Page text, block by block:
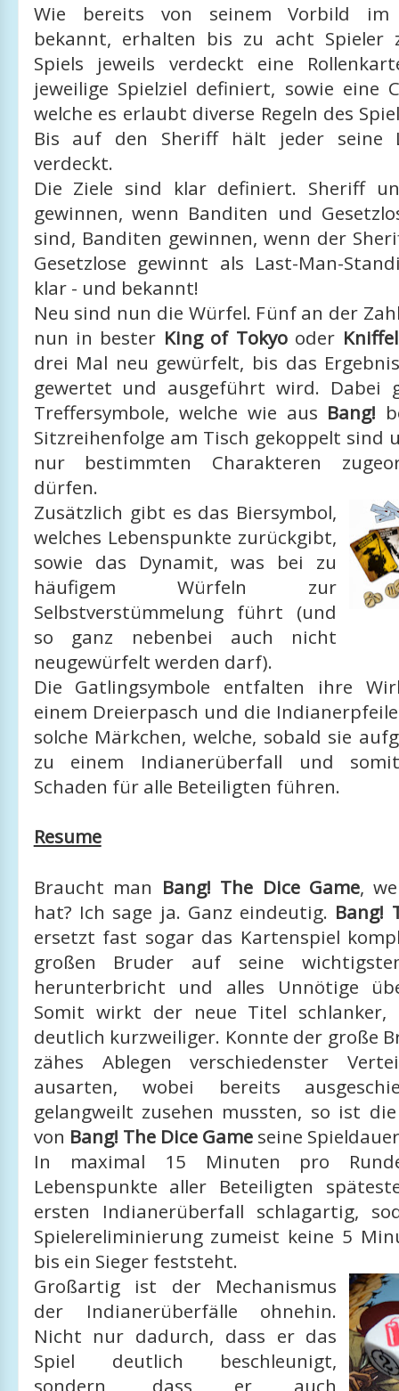
Wie bereits von seinem Vorbild im
bekannt, erhalten bis zu acht Spieler
Spiels jeweils verdeckt eine
jeweilige Spielziel definiert, sowie eine
welche es erlaubt diverse Regeln des
Bis auf den Sheriff hält jeder seine
verdeckt.
Die Ziele sind klar definiert. Sheriff
gewinnen, wenn Banditen und
sind, Banditen gewinnen, wenn der
Gesetzlose gewinnt als Last-Man-
klar - und bekannt!
Neu sind nun die Würfel. Fünf an der
nun in bester King of Tokyooder Kniffel
drei Mal neu gewürfelt, bis das
gewertet und ausgeführt wird. Dabei
Treffersymbole, welche wie aus Bang!
Sitzreihenfolge am Tisch gekoppelt sind
nur bestimmten Charakteren
dürfen.
Zusätzlich gibt es das Biersymbol,
welches Lebenspunkte zurückgibt,
sowie das Dynamit, was bei zu
häufigem Würfeln zur
Selbstverstümmelung führt (und
so ganz nebenbei auch nicht
neugewürfelt werden darf).
Die Gatlingsymbole entfalten ihre
einem Dreierpasch und die
solche Märkchen, welche, sobald sie
zu einem Indianerüberfall und
Schaden für alle Beteiligten führen.
Resume
Braucht man Bang! The Dice Game,
hat? Ich sage ja. Ganz eindeutig. Bang!
ersetzt fast sogar das Kartenspiel
großen Bruder auf seine
herunterbricht und alles Unnötige
Somit wirkt der neue Titel schlanker,
deutlich kurzweiliger. Konnte der große
zähes Ablegen verschiedenster
ausarten, wobei bereits
gelangweilt zusehen mussten, so ist
von Bang! The Dice Gameseine
In maximal 15 Minuten pro
Lebenspunkte aller Beteiligten
ersten Indianerüberfall schlagartig,
Spielereliminierung zumeist keine 5
bis ein Sieger feststeht.
Großartig ist der Mechanismus
der Indianerüberfälle ohnehin.
Nicht nur dadurch, dass er das
Spiel deutlich beschleunigt,
sondern, dass er auch